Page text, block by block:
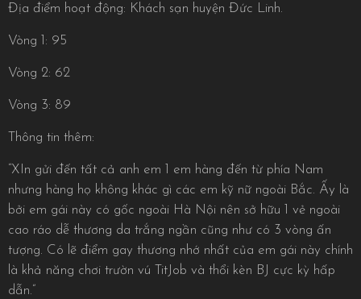
Địa điểm hoạt động: Khách sạn huyện Đức Linh.
Vòng 1: 95
Vòng 2: 62
Vòng 3: 89
Thông tin thêm:
“XIn gửi đến tất cả anh em 1 em hàng đến từ phía Nam
nhưng hàng họ không khác gì các em kỹ nữ ngoài Bắc. Ấy là
bởi em gái này có gốc ngoài Hà Nội nên sở hữu 1 vẻ ngoài
cao ráo dễ thương da trắng ngần cũng như có 3 vòng ấn
tượng. Có lẽ điểm gay thương nhớ nhất của em gái này chính
là khả năng chơi trườn vú TitJob và thổi kèn BJ cực kỳ hấp
dẫn.”